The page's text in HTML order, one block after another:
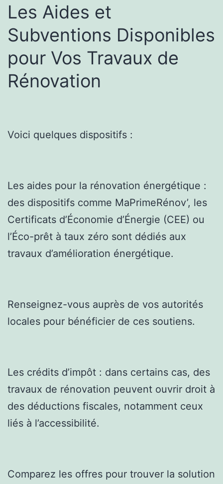
Les Aides et
Subventions Disponibles
pour Vos Travaux de
Rénovation
Voici quelques dispositifs :
Les aides pour la rénovation énergétique :
des dispositifs comme MaPrimeRénov’, les
Certificats d’Économie d’Énergie (CEE) ou
l’Éco-prêt à taux zéro sont dédiés aux
travaux d’amélioration énergétique.
Renseignez-vous auprès de vos autorités
locales pour bénéficier de ces soutiens.
Les crédits d’impôt : dans certains cas, des
travaux de rénovation peuvent ouvrir droit à
des déductions fiscales, notamment ceux
liés à l’accessibilité.
Comparez les offres pour trouver la solution